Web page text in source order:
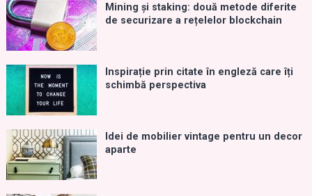
Mining și staking: două metode diferite
de securizare a rețelelor blockchain
Inspirație prin citate în engleză care îți
schimbă perspectiva
Idei de mobilier vintage pentru un decor
aparte